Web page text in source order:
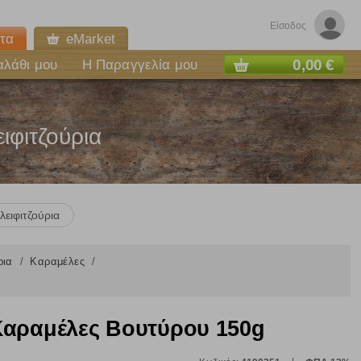
Είσοδος
eMarket
μου Η Παραγγελία μου 0,00 €
Καραμέλες
Βουτύρου 150g